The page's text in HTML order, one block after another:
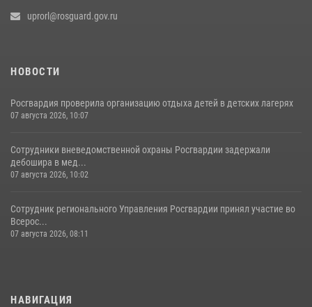
uprorl@rosguard.gov.ru
НОВОСТИ
Росгвардия проверила организацию отдыха детей в детских лагерях
07 августа 2026, 10:07
Сотрудники вневедомственной охраны Росгвардии задержали
дебошира в мед...
07 августа 2026, 10:02
Сотрудник регионального Управления Росгвардии принял участие во
Всерос...
07 августа 2026, 08:11
НАВИГАЦИЯ